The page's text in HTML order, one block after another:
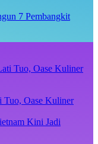
7 Pembangkit
Tuo, Oase Kuliner